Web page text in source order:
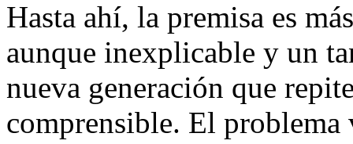
Hasta ahí, la premisa es
aunque inexplicable y un
nueva generación que
comprensible. El